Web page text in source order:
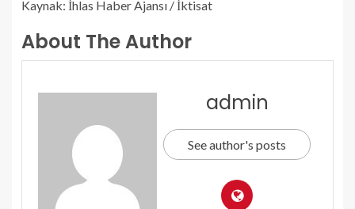
Kaynak: İhlas Haber Ajansı / İktisat
About The Author
admin
See author's posts